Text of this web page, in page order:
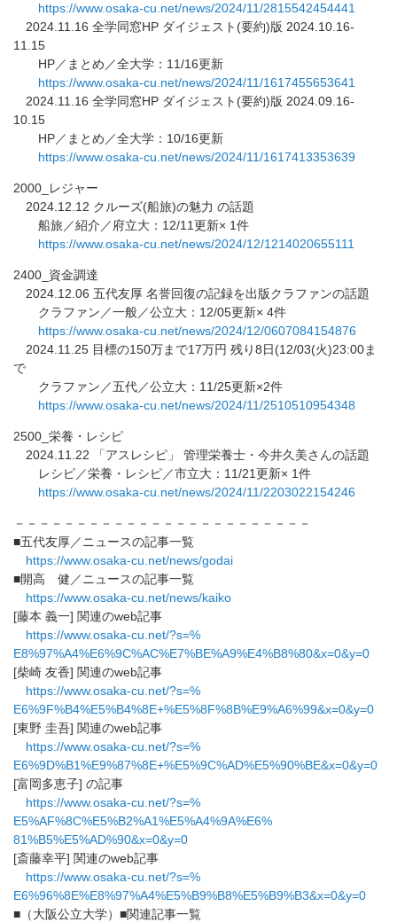
https://www.osaka-cu.net/news/2024/11/2815542454441
2024.11.16 全学同窓HP ダイジェスト(要約)版 2024.10.16-
11.15
HP／まとめ／全大学：11/16更新
https://www.osaka-cu.net/news/2024/11/1617455653641
2024.11.16 全学同窓HP ダイジェスト(要約)版 2024.09.16-
10.15
HP／まとめ／全大学：10/16更新
https://www.osaka-cu.net/news/2024/11/1617413353639
2000_レジャー
2024.12.12 クルーズ(船旅)の魅力 の話題
船旅／紹介／府立大：12/11更新× 1件
https://www.osaka-cu.net/news/2024/12/1214020655111
2400_資金調達
2024.12.06 五代友厚 名誉回復の記録を出版クラファンの話題
クラファン／一般／公立大：12/05更新× 4件
https://www.osaka-cu.net/news/2024/12/0607084154876
2024.11.25 目標の150万まで17万円 残り8日(12/03(火)23:00ま
で
クラファン／五代／公立大：11/25更新×2件
https://www.osaka-cu.net/news/2024/11/2510510954348
2500_栄養・レシピ
2024.11.22 「アスレシピ」 管理栄養士・今井久美さんの話題
レシピ／栄養・レシピ／市立大：11/21更新× 1件
https://www.osaka-cu.net/news/2024/11/2203022154246
－－－－－－－－－－－－－－－－－－－－－－－－
■五代友厚／ニュースの記事一覧
https://www.osaka-cu.net/news/godai
■開高 健／ニュースの記事一覧
https://www.osaka-cu.net/news/kaiko
[藤本 義一] 関連のweb記事
https://www.osaka-cu.net/?s=%
E8%97%A4%E6%9C%AC%E7%BE%A9%E4%B8%80&x=0&y=0
[柴崎 友香] 関連のweb記事
https://www.osaka-cu.net/?s=%
E6%9F%B4%E5%B4%8E+%E5%8F%8B%E9%A6%99&x=0&y=0
[東野 圭吾] 関連のweb記事
https://www.osaka-cu.net/?s=%
E6%9D%B1%E9%87%8E+%E5%9C%AD%E5%90%BE&x=0&y=0
[富岡多恵子] の記事
https://www.osaka-cu.net/?s=%
E5%AF%8C%E5%B2%A1%E5%A4%9A%E6%
81%B5%E5%AD%90&x=0&y=0
[斎藤幸平] 関連のweb記事
https://www.osaka-cu.net/?s=%
E6%96%8E%E8%97%A4%E5%B9%B8%E5%B9%B3&x=0&y=0
■（大阪公立大学）■関連記事一覧